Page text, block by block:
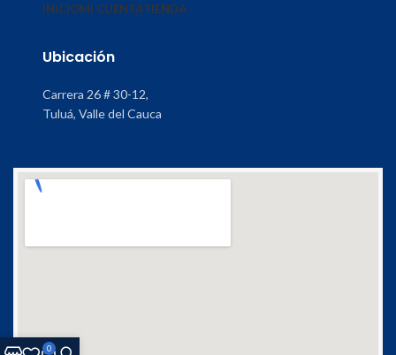
INICIOMI CUENTATIENDA
Ubicación
Carrera 26 # 30-12,
Tuluá, Valle del Cauca
0